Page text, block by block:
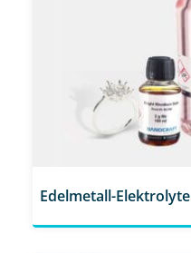
Edelmetall-Elektrolyte